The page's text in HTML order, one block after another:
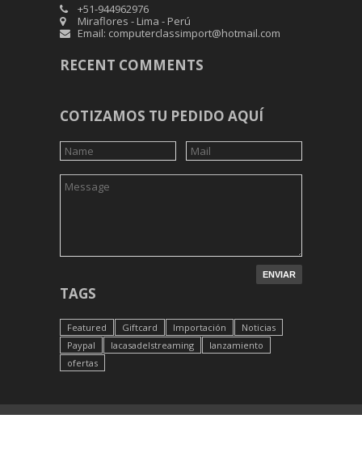
+51-944962976
Miraflores - Lima - Perú
Email: computerclassimport@hotmail.com
RECENT COMMENTS
COTIZAMOS TU PEDIDO AQUÍ
TAGS
Featured Giftcard Importación
Noticias
Paypal
lacasadelstreaming
lanzamiento
ofertas